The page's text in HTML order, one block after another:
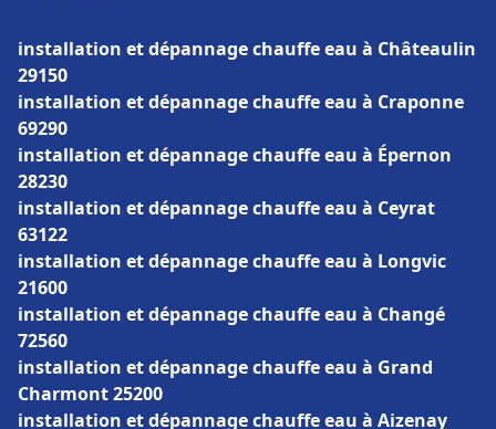
installation et dépannage chauffe eau à Châteaulin
29150
installation et dépannage chauffe eau à Craponne
69290
installation et dépannage chauffe eau à Épernon
28230
installation et dépannage chauffe eau à Ceyrat
63122
installation et dépannage chauffe eau à Longvic
21600
installation et dépannage chauffe eau à Changé
72560
installation et dépannage chauffe eau à Grand
Charmont 25200
installation et dépannage chauffe eau à Aizenay